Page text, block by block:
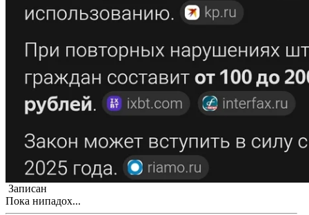
Записан
Пока нипадох...